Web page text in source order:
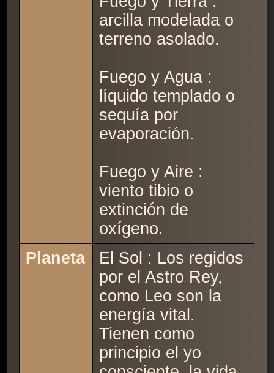
arcilla modelada o
terreno asolado.
Fuego y Agua :
líquido templado o
sequía por
evaporación.
Fuego y Aire :
viento tibio o
extinción de
oxígeno.
Planeta
El Sol : Los regidos
por el Astro Rey,
como Leo son la
energía vital.
Tienen como
principio el yo